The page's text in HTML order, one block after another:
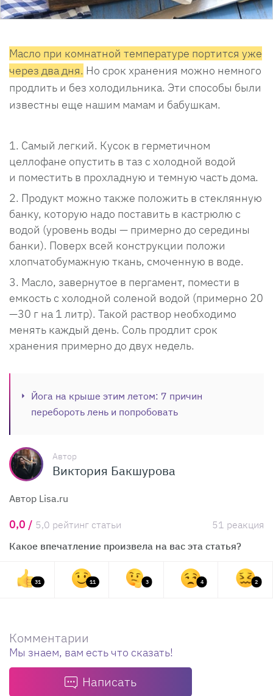
Масло при комнатной температуре портится уже
через два дня. Но срок хранения можно немного
продлить и без холодильника. Эти способы были
известны еще нашим мамам и бабушкам.
Самый легкий. Кусок в герметичном
целлофане опустить в таз с холодной водой
и поместить в прохладную и темную часть дома.
Продукт можно также положить в стеклянную
банку, которую надо поставить в кастрюлю с
водой (уровень воды — примерно до середины
банки). Поверх всей конструкции положи
хлопчатобумажную ткань, смоченную в воде.
Масло, завернутое в пергамент, помести в
емкость с холодной соленой водой (примерно 20
—30 г на 1 литр). Такой раствор необходимо
менять каждый день. Соль продлит срок
хранения примерно до двух недель.
Йога на крыше этим летом: 7 причин
перебороть лень и попробовать
Автор
Виктория Бакшурова
Автор Lisa.ru
0,0 / 5,0 рейтинг статьи
51 реакция
Какое впечатление произвела на вас эта статья?
31 11 3 4 2
Комментарии
Мы знаем, вам есть что сказать!
Написать